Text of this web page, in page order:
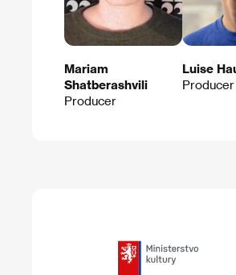
Mariam
Shatberashvili
Producer
Luise
Producer